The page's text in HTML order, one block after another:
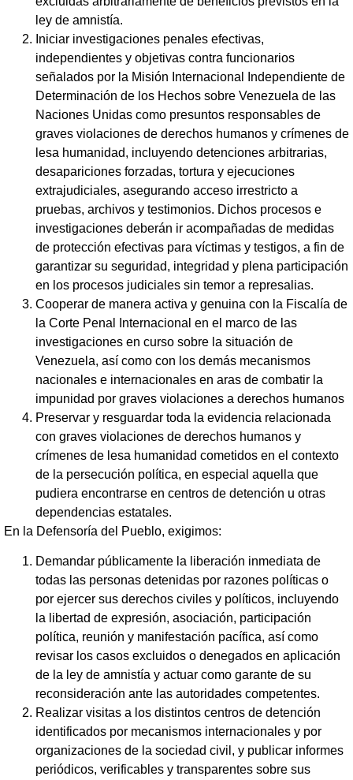
ley de amnistía.
Iniciar investigaciones penales efectivas,
independientes y objetivas contra funcionarios
señalados por la Misión Internacional Independiente de
Determinación de los Hechos sobre Venezuela de las
Naciones Unidas como presuntos responsables de
graves violaciones de derechos humanos y crímenes de
lesa humanidad, incluyendo detenciones arbitrarias,
desapariciones forzadas, tortura y ejecuciones
extrajudiciales, asegurando acceso irrestricto a
pruebas, archivos y testimonios. Dichos procesos e
investigaciones deberán ir acompañadas de medidas
de protección efectivas para víctimas y testigos, a fin de
garantizar su seguridad, integridad y plena participación
en los procesos judiciales sin temor a represalias.
Cooperar de manera activa y genuina con la Fiscalía de
la Corte Penal Internacional en el marco de las
investigaciones en curso sobre la situación de
Venezuela, así como con los demás mecanismos
nacionales e internacionales en aras de combatir la
impunidad por graves violaciones a derechos humanos
Preservar y resguardar toda la evidencia relacionada
con graves violaciones de derechos humanos y
crímenes de lesa humanidad cometidos en el contexto
de la persecución política, en especial aquella que
pudiera encontrarse en centros de detención u otras
dependencias estatales.
En la Defensoría del Pueblo, exigimos:
Demandar públicamente la liberación inmediata de
todas las personas detenidas por razones políticas o
por ejercer sus derechos civiles y políticos, incluyendo
la libertad de expresión, asociación, participación
política, reunión y manifestación pacífica, así como
revisar los casos excluidos o denegados en aplicación
de la ley de amnistía y actuar como garante de su
reconsideración ante las autoridades competentes.
Realizar visitas a los distintos centros de detención
identificados por mecanismos internacionales y por
organizaciones de la sociedad civil, y publicar informes
periódicos, verificables y transparentes sobre sus